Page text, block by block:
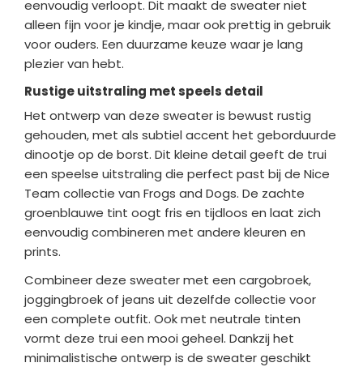
eenvoudig verloopt. Dit maakt de sweater niet
alleen fijn voor je kindje, maar ook prettig in gebruik
voor ouders. Een duurzame keuze waar je lang
plezier van hebt.
Rustige uitstraling met speels detail
Het ontwerp van deze sweater is bewust rustig
gehouden, met als subtiel accent het geborduurde
dinootje op de borst. Dit kleine detail geeft de trui
een speelse uitstraling die perfect past bij de Nice
Team collectie van Frogs and Dogs. De zachte
groenblauwe tint oogt fris en tijdloos en laat zich
eenvoudig combineren met andere kleuren en
prints.
Combineer deze sweater met een cargobroek,
joggingbroek of jeans uit dezelfde collectie voor
een complete outfit. Ook met neutrale tinten
vormt deze trui een mooi geheel. Dankzij het
minimalistische ontwerp is de sweater geschikt